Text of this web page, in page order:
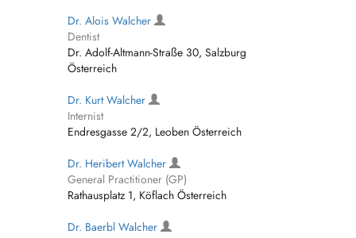
Dr. Alois Walcher
Dentist
Dr. Adolf-Altmann-Straße 30, Salzburg
Österreich
Dr. Kurt Walcher
Internist
Endresgasse 2/2, Leoben Österreich
Dr. Heribert Walcher
General Practitioner (GP)
Rathausplatz 1, Köflach Österreich
Dr. Baerbl Walcher